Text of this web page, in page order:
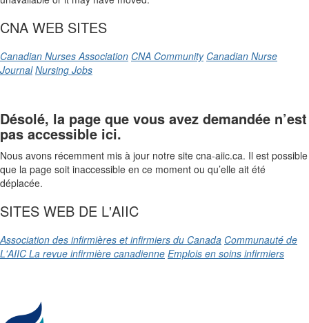
CNA WEB SITES
Canadian Nurses Association CNA Community Canadian Nurse
Journal Nursing Jobs
Désolé, la page que vous avez demandée n’est
pas accessible ici.
Nous avons récemment mis à jour notre site cna-aiic.ca. Il est possible
que la page soit inaccessible en ce moment ou qu’elle ait été
déplacée.
SITES WEB DE L'AIIC
Association des infirmières et infirmiers du Canada Communauté de
L'AIIC La revue infirmière canadienne Emplois en soins infirmiers